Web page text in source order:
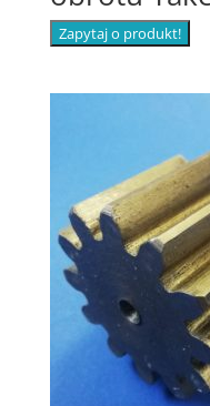
Zapytaj o produkt!